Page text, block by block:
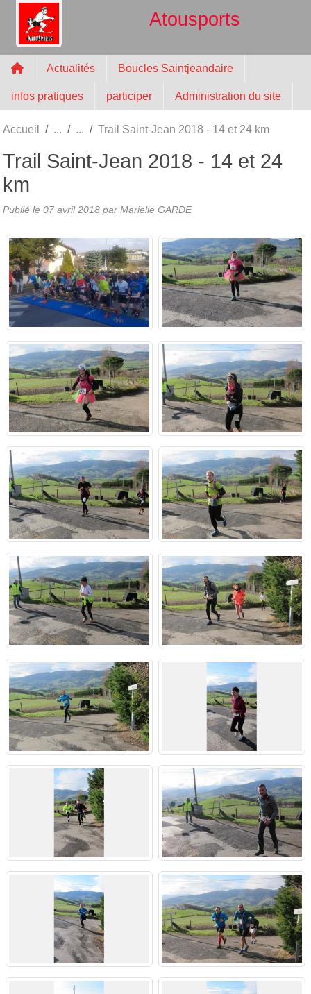
Atousports
Actualités Boucles Saintjeandaire
infos pratiques participer Administration du site
Accueil Trail Saint-Jean 2018 - 14 et 24 km
Trail Saint-Jean 2018 - 14 et 24
km
Publié le 07 avril 2018 par Marielle GARDE
Panneau de gestion des cookies